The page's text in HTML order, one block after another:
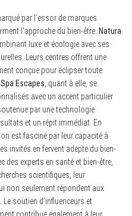
par l’essor de marques
l’approche du bien-être. Natura
luxe et écologie avec ses
Leurs centres offrent une
conçue pour éclipser toute
Escapes , quant à elle, se
avec un accent particulier
par une technologie
et un répit immédiat. En
est fasciné par leur capacité à
invités en fervent adepte du bien-
experts en santé et bien-être,
scientifiques, leur
non seulement répondent aux
soutien d’influenceurs et